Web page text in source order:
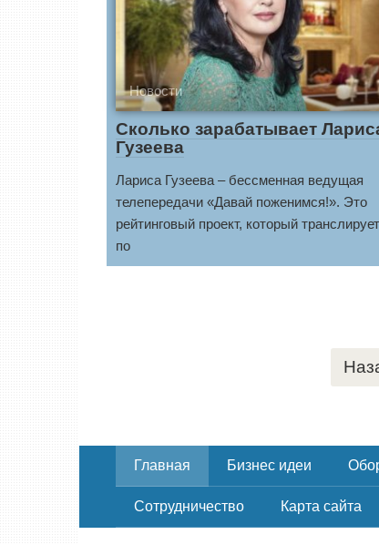
Новости
Сколько зарабатывает
Гузеева
Лариса Гузеева – бессменная ведущая
телепередачи «Давай поженимся!». Это
рейтинговый проект, который
по
Главная Бизнес идеи
Сотрудничество Карта сайта